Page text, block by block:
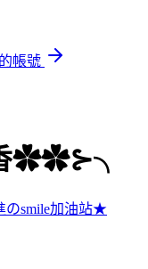
帳號
香✿✿⊱╮
smile加油站★